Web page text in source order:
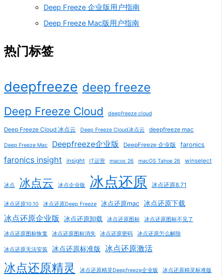
Deep Freeze 企业版用户指南
Deep Freeze Mac版用户指南
热门标签
deepfreeze deep freeze
Deep Freeze Cloud deepfreeze cloud
Deep Freeze Cloud 冰点云 Deep Freeze Cloud冰点云 deepfreeze mac
Deep Freeze Mac Deepfreeze企业版 DeepFreeze 企业版 faronics
faronics insight insight IT运营 macos 26 macOS Tahoe 26 winselect
冰点 冰点云 冰点企业版 冰点还原 冰点还原8.71
冰点还原10.10 冰点还原Deep Freeze 冰点还原mac 冰点还原下载
冰点还原企业版 冰点还原卸载 冰点还原图标 冰点还原图标不见了
冰点还原图标恢复 冰点还原图标消失 冰点还原密码 冰点还原怎么解除
冰点还原无法安装 冰点还原标准版 冰点还原激活
冰点还原精灵 冰点还原精灵Deepfreeze企业版 冰点还原精灵标准版